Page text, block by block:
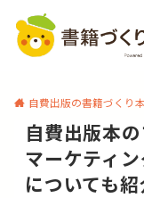
自費出版の書籍づくり
自費出版本
マーケティ
についても紹